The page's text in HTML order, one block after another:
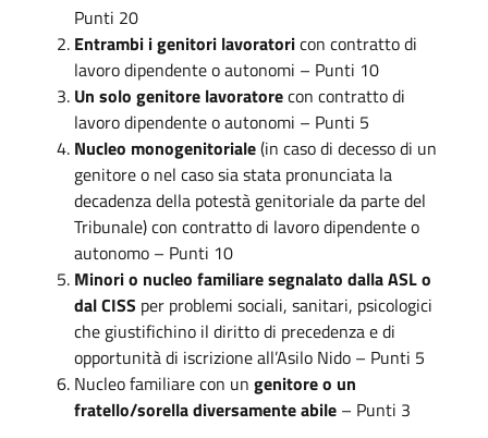
Punti 20
Entrambi i genitori lavoratoricon contratto di
lavoro dipendente o autonomi – Punti 10
Un solo genitore lavoratorecon contratto di
lavoro dipendente o autonomi – Punti 5
Nucleo monogenitoriale(in caso di decesso di un
genitore o nel caso sia stata pronunciata la
decadenza della potestà genitoriale da parte del
Tribunale) con contratto di lavoro dipendente o
autonomo – Punti 10
Minori o nucleo familiare segnalato dalla ASL o
dal CISS per problemi sociali, sanitari, psicologici
che giustifichino il diritto di precedenza e di
opportunità di iscrizione all’Asilo Nido – Punti 5
Nucleo familiare con un genitore o un
fratello/sorella diversamente abile – Punti 3